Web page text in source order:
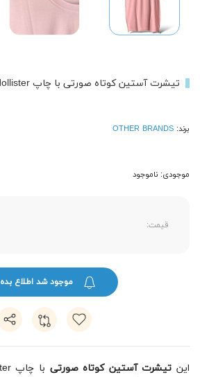
تیشرت آستین کوتاه صورتی با چاپ Hollister
برند: OTHER BRANDS
موجودی: ناموجود
قیمت:
موجود شد اطلاع بده
این تیشرت آستین کوتاه صورتی